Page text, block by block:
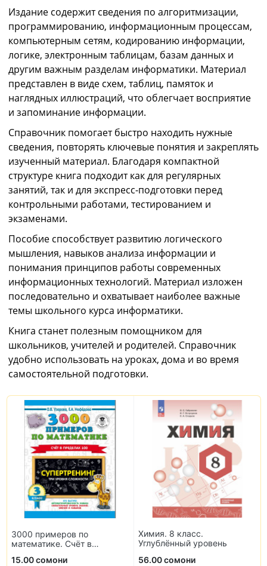
Издание содержит сведения по алгоритмизации,
программированию, информационным процессам,
компьютерным сетям, кодированию информации,
логике, электронным таблицам, базам данных и
другим важным разделам информатики. Материал
представлен в виде схем, таблиц, памяток и
наглядных иллюстраций, что облегчает восприятие
и запоминание информации.
Справочник помогает быстро находить нужные
сведения, повторять ключевые понятия и закреплять
изученный материал. Благодаря компактной
структуре книга подходит как для регулярных
занятий, так и для экспресс-подготовки перед
контрольными работами, тестированием и
экзаменами.
Пособие способствует развитию логического
мышления, навыков анализа информации и
понимания принципов работы современных
информационных технологий. Материал изложен
последовательно и охватывает наиболее важные
темы школьного курса информатики.
Книга станет полезным помощником для
школьников, учителей и родителей. Справочник
удобно использовать на уроках, дома и во время
самостоятельной подготовки.
3000 примеров по
математике. Счёт в
15.00 сомони
Химия. 8 класс.
Углублённый уровень
56.00 сомони